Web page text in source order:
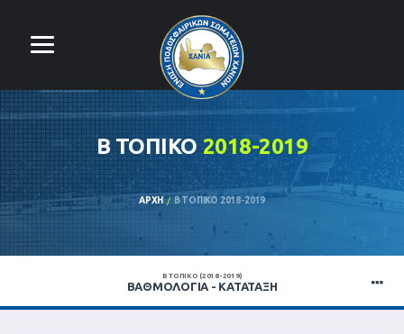
Β ΤΟΠΙΚΌ 2018-2019
ΑΡΧΉ Β ΤΟΠΙΚΌ 2018-2019
Β ΤΟΠΙΚΌ (2018-2019)
ΒΑΘΜΟΛΟΓΊΑ - ΚΑΤΆΤΑΞΗ